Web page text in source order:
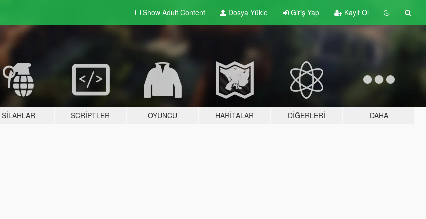
Show Adult Content Dosya Yükle Giriş Yap Kayıt Ol
SILAHLAR SCRIPTLER OYUNCU HARITALAR DIĞERLERI DAHA